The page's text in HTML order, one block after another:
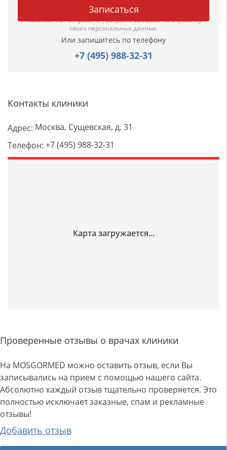
Нажимая на "Отправить", вы даетесогласиена обработку
своих персональных данных.
Или запишитесь по телефону
+7 (495) 988-32-31
Контакты клиники
Адрес: Москва, Сущевская, д. 31
Телефон: +7 (495) 988-32-31
Проверенные отзывы о врачах клиники
На MOSGORMED можно оставить отзыв, если Вы
записывались на прием с помощью нашего сайта.
Абсолютно каждый отзыв тщательно проверяется. Это
полностью исключает заказные, спам и рекламные
отзывы!
Добавить отзыв